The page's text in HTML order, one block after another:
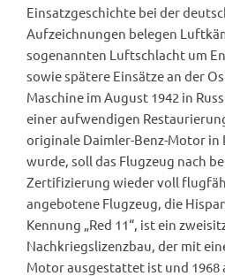
Einsatzgeschichte bei der
Aufzeichnungen belegen
sogenannten Luftschlacht um
sowie spätere Einsätze an der
Maschine im August 1942 in
einer aufwendigen
originale Daimler-Benz-Motor
wurde, soll das Flugzeug nach
Zertifizierung wieder voll
angebotene Flugzeug, die
Kennung „Red 11“, ist ein
Nachkriegslizenzbau, der mit
Motor ausgestattet ist und 1968